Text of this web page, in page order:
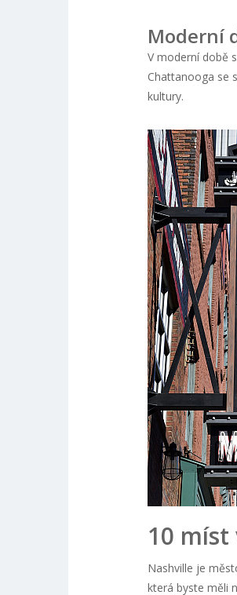
Moderní
V moderní době
Chattanooga se
kultury.
10
Nashville je
která byste měli